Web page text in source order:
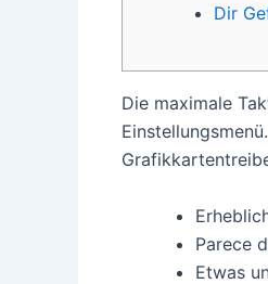
Dir
Die maximale
Parece
Etwas